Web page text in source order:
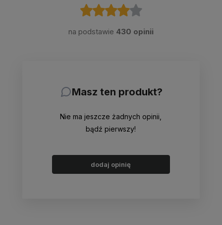
na podstawie 430 opinii
Masz ten produkt?
Nie ma jeszcze żadnych opinii,
bądź pierwszy!
dodaj opinię